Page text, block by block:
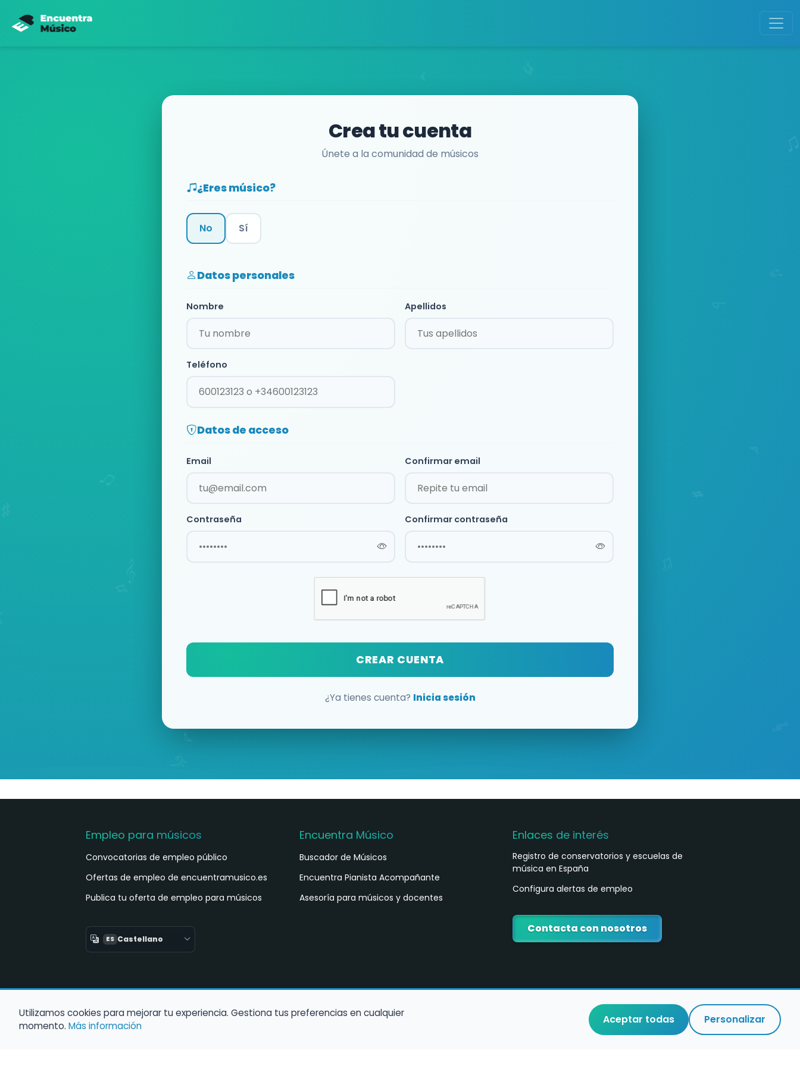
Crea tu cuenta
Únete a la comunidad de músicos
¿Eres músico?
No Sí
Datos personales
Nombre Apellidos
Teléfono
Datos de acceso
Email Confirmar email
Contraseña Confirmar contraseña
CREAR CUENTA
¿Ya tienes cuenta? Inicia sesión
Empleo para músicos
Convocatorias de empleo público
Ofertas de empleo de encuentramusico.es
Publica tu oferta de empleo para músicos
ES Castellano
Encuentra Músico
Buscador de Músicos
Encuentra Pianista Acompañante
Asesoría para músicos y docentes
Enlaces de interés
Registro de conservatorios y escuelas de
música en España
Configura alertas de empleo
Contacta con nosotros
Utilizamos cookies para mejorar tu experiencia. Gestiona tus preferencias en cualquier
momento. Más información Aceptar todas Personalizar